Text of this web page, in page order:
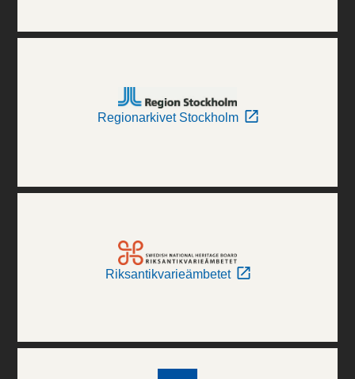
Regionarkivet Stockholm
Riksantikvarieämbetet